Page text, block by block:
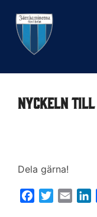
innehåll
Nyckeln till
Dela gärna!